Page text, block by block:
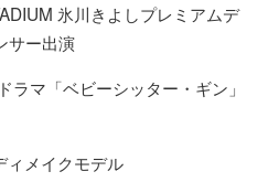
氷川きよしプレミアムデ
サー出演
ラマ「ベビーシッター・ギン」
ィメイクモデル